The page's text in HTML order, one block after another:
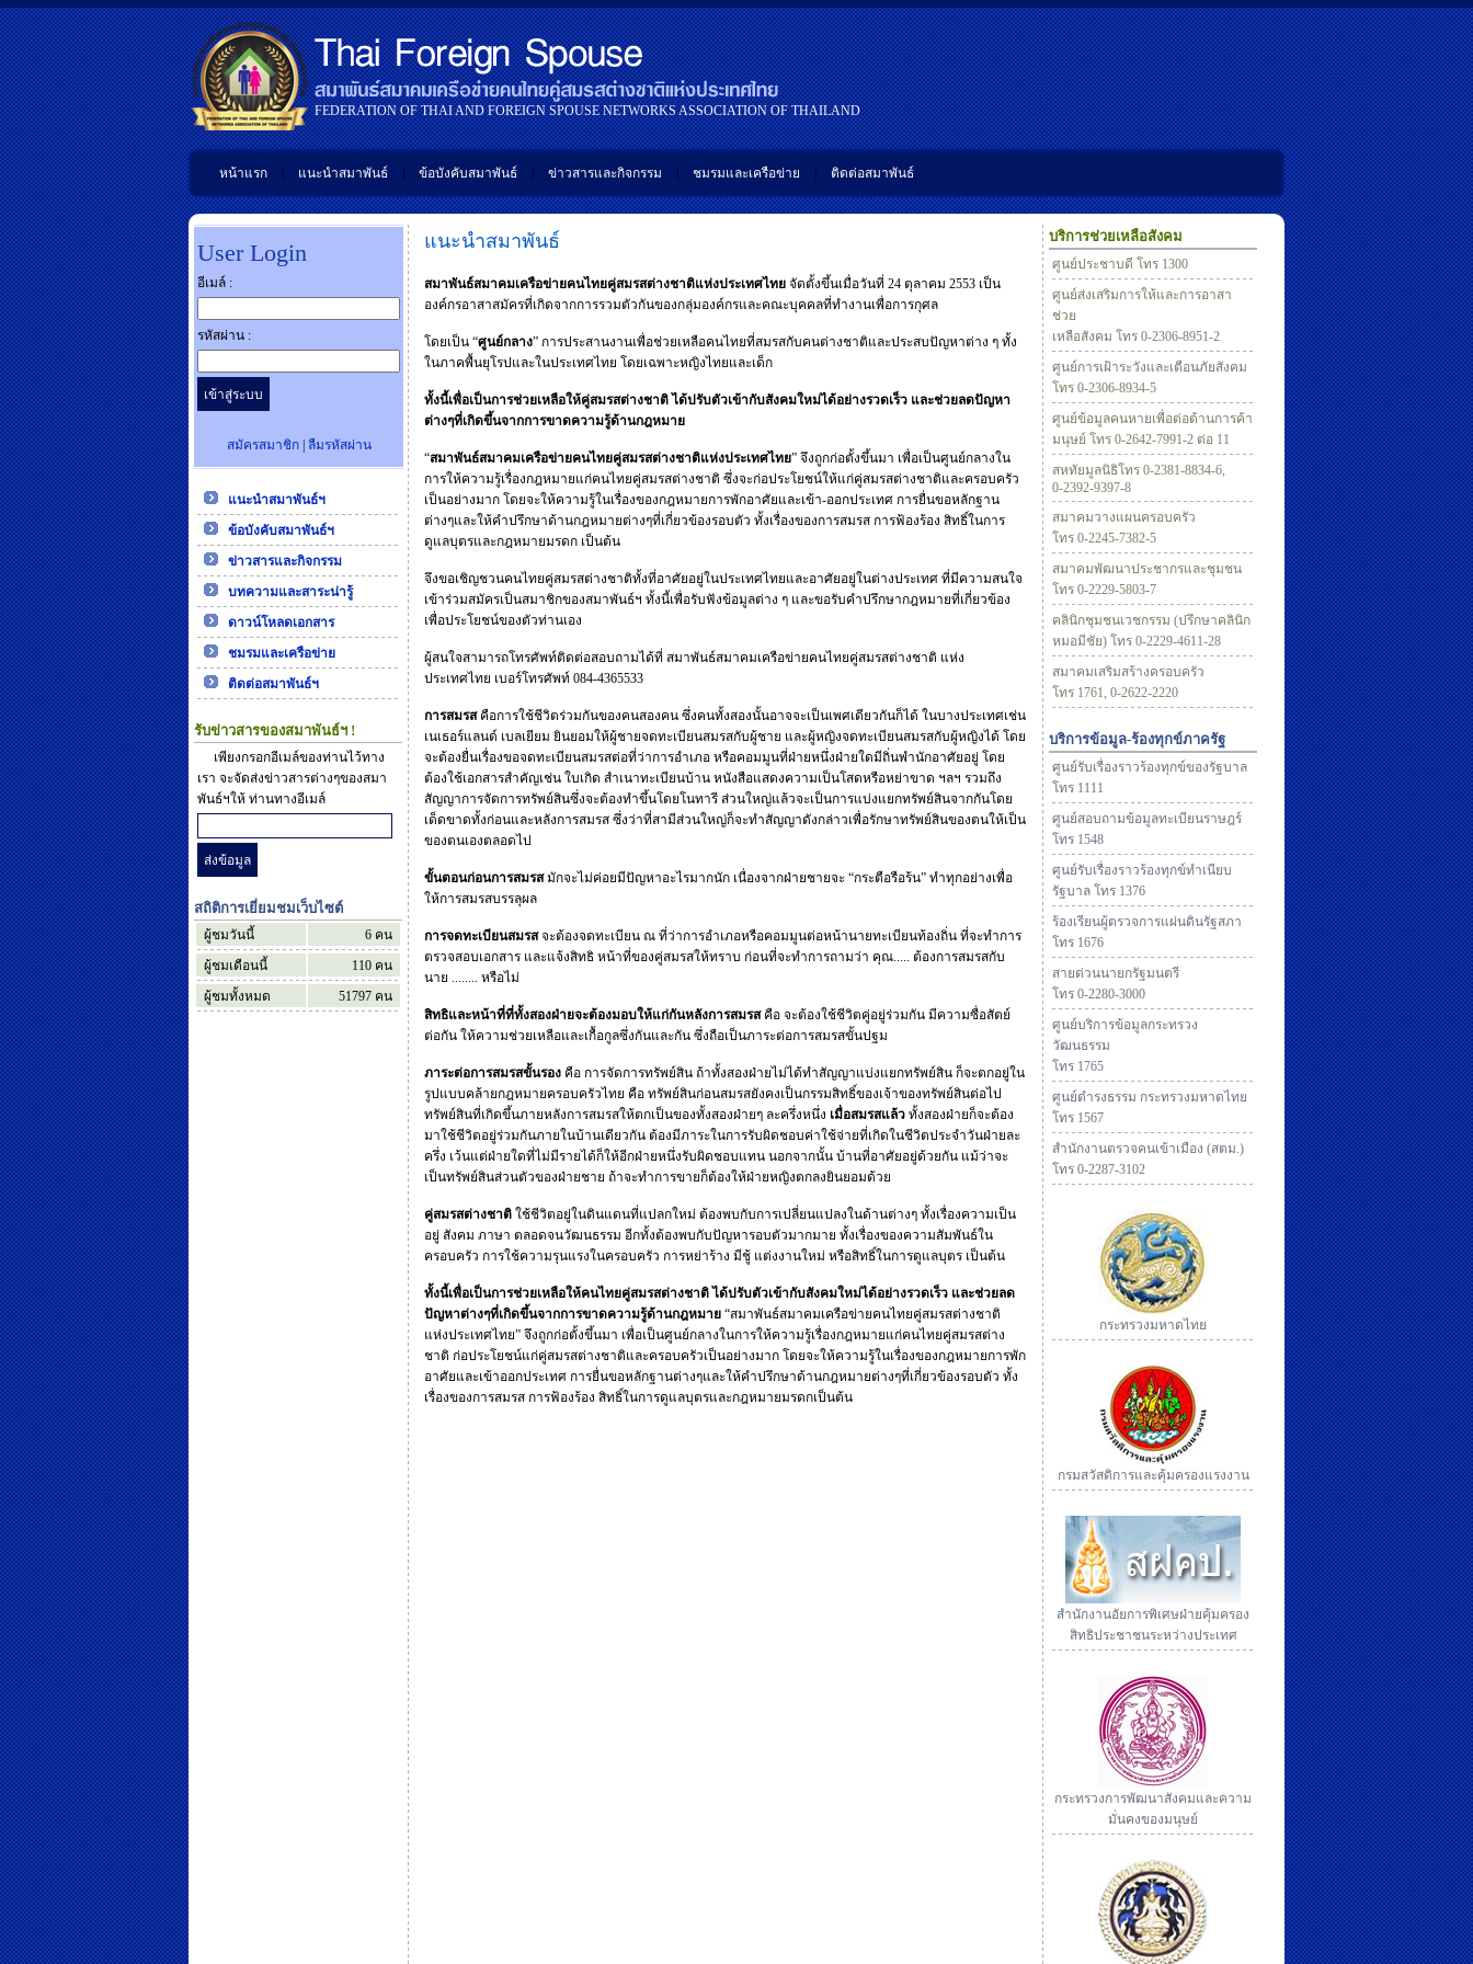
FEDERATION OF THAI AND FOREIGN SPOUSE NETWORKS ASSOCIATION OF THAILAND
หน้าแรก แนะนำสมาพันธ์ ข้อบังคับสมาพันธ์ ข่าวสารและกิจกรรม ชมรมและเครือข่าย ติดต่อสมาพันธ์
User Login
อีเมล์ :
รหัสผ่าน :
สมัครสมาชิก| ลืมรหัสผ่าน
แนะนำสมาพันธ์ฯ
ข้อบังคับสมาพันธ์ฯ
ข่าวสารและกิจกรรม
บทความและสาระน่ารู้
ดาวน์โหลดเอกสาร
ชมรมและเครือข่าย
ติดต่อสมาพันธ์ฯ
รับข่าวสารของสมาพันธ์ฯ !
เพียงกรอกอีเมล์ของท่านไว้ทาง
เรา จะจัดส่งข่าวสารต่างๆของสมา
พันธ์ฯให้ ท่านทางอีเมล์
สถิติการเยี่ยมชมเว็บไซต์
ผู้ชมวันนี้ 6 คน
ผู้ชมเดือนนี้
110 คน
ผู้ชมทั้งหมด
51797 คน
แนะนำสมาพันธ์
สมาพันธ์สมาคมเครือข่ายคนไทยคู่สมรสต่างชาติแห่งประเทศไทย จัดตั้งขึ้นเมื่อวันที่ 24 ตุลาคม 2553 เป็น
องค์กรอาสาสมัครที่เกิดจากการรวมตัวกันของกลุ่มองค์กรและคณะบุคคลที่ทำงานเพื่อการกุศล
โดยเป็น “ศูนย์กลาง” การประสานงานเพื่อช่วยเหลือคนไทยที่สมรสกับคนต่างชาติและประสบปัญหาต่าง ๆ ทั้ง
ในภาคพื้นยุโรปและในประเทศไทย โดยเฉพาะหญิงไทยและเด็ก
ทั้งนี้เพื่อเป็นการช่วยเหลือให้คู่สมรสต่างชาติ ได้ปรับตัวเข้ากับสังคมใหม่ได้อย่างรวดเร็ว และช่วยลดปัญหา
ต่างๆที่เกิดขึ้นจากการขาดความรู้ด้านกฎหมาย
“สมาพันธ์สมาคมเครือข่ายคนไทยคู่สมรสต่างชาติแห่งประเทศไทย” จึงถูกก่อตั้งขึ้นมา เพื่อเป็นศูนย์กลางใน
การให้ความรู้เรื่องกฎหมายแก่คนไทยคู่สมรสต่างชาติ ซึ่งจะก่อประโยชน์ให้แก่คู่สมรสต่างชาติและครอบครัว
เป็นอย่างมาก โดยจะให้ความรู้ในเรื่องของกฎหมายการพักอาศัยและเข้า-ออกประเทศ การยื่นขอหลักฐาน
ต่างๆและให้คำปรึกษาด้านกฎหมายต่างๆที่เกี่ยวข้องรอบตัว ทั้งเรื่องของการสมรส การฟ้องร้อง สิทธิ์ในการ
ดูแลบุตรและกฎหมายมรดก เป็นต้น
จึงขอเชิญชวนคนไทยคู่สมรสต่างชาติทั้งที่อาศัยอยู่ในประเทศไทยและอาศัยอยู่ในต่างประเทศ ที่มีความสนใจ
เข้าร่วมสมัครเป็นสมาชิกของสมาพันธ์ฯ ทั้งนี้เพื่อรับฟังข้อมูลต่าง ๆ และขอรับคำปรึกษากฎหมายที่เกี่ยวข้อง
เพื่อประโยชน์ของตัวท่านเอง
ผู้สนใจสามารถโทรศัพท์ติดต่อสอบถามได้ที่ สมาพันธ์สมาคมเครือข่ายคนไทยคู่สมรสต่างชาติ แห่ง
ประเทศไทย เบอร์โทรศัพท์ 084-4365533
การสมรสคือการใช้ชีวิตร่วมกันของคนสองคน ซึ่งคนทั้งสองนั้นอาจจะเป็นเพศเดียวกันก็ได้ ในบางประเทศเช่น
เนเธอร์แลนด์ เบลเยียม ยินยอมให้ผู้ชายจดทะเบียนสมรสกับผู้ชาย และผู้หญิงจดทะเบียนสมรสกับผู้หญิงได้ โดย
จะต้องยื่นเรื่องขอจดทะเบียนสมรสต่อที่ว่าการอำเภอ หรือคอมมูนที่ฝ่ายหนึ่งฝ่ายใดมีถิ่นพำนักอาศัยอยู่ โดย
ต้องใช้เอกสารสำคัญเช่น ใบเกิด สำเนาทะเบียนบ้าน หนังสือแสดงความเป็นโสดหรือหย่าขาด ฯลฯ รวมถึง
สัญญาการจัดการทรัพย์สินซึ่งจะต้องทำขึ้นโดยโนทารี ส่วนใหญ่แล้วจะเป็นการแบ่งแยกทรัพย์สินจากกันโดย
เด็ดขาดทั้งก่อนและหลังการสมรส ซึ่งว่าที่สามีส่วนใหญ่ก็จะทำสัญญาดังกล่าวเพื่อรักษาทรัพย์สินของตนให้เป็น
ของตนเองตลอดไป
ขั้นตอนก่อนการสมรสมักจะไม่ค่อยมีปัญหาอะไรมากนัก เนื่องจากฝ่ายชายจะ “กระตือรือร้น” ทำทุกอย่างเพื่อ
ให้การสมรสบรรลุผล
การจดทะเบียนสมรสจะต้องจดทะเบียน ณ ที่ว่าการอำเภอหรือคอมมูนต่อหน้านายทะเบียนท้องถิ่น ที่จะทำการ
ตรวจสอบเอกสาร และแจ้งสิทธิ หน้าที่ของคู่สมรสให้ทราบ ก่อนที่จะทำการถามว่า คุณ..... ต้องการสมรสกับ
นาย ........ หรือไม่
สิทธิและหน้าที่ที่ทั้งสองฝ่ายจะต้องมอบให้แก่กันหลังการสมรสคือ จะต้องใช้ชีวิตคู่อยู่ร่วมกัน มีความซื่อสัตย์
ต่อกัน ให้ความช่วยเหลือและเกื้อกูลซึ่งกันและกัน ซึ่งถือเป็นภาระต่อการสมรสขั้นปฐม
ภาระต่อการสมรสขั้นรอง คือ การจัดการทรัพย์สิน ถ้าทั้งสองฝ่ายไม่ได้ทำสัญญาแบ่งแยกทรัพย์สิน ก็จะตกอยู่ใน
รูปแบบคล้ายกฎหมายครอบครัวไทย คือ ทรัพย์สินก่อนสมรสยังคงเป็นกรรมสิทธิ์ของเจ้าของทรัพย์สินต่อไป
ทรัพย์สินที่เกิดขึ้นภายหลังการสมรสให้ตกเป็นของทั้งสองฝ่ายๆ ละครึ่งหนึ่ง เมื่อสมรสแล้ว ทั้งสองฝ่ายก็จะต้อง
มาใช้ชีวิตอยู่ร่วมกันภายในบ้านเดียวกัน ต้องมีภาระในการรับผิดชอบค่าใช้จ่ายที่เกิดในชีวิตประจำวันฝ่ายละ
ครึ่ง เว้นแต่ฝ่ายใดที่ไม่มีรายได้ก็ให้อีกฝ่ายหนึ่งรับผิดชอบแทน นอกจากนั้น บ้านที่อาศัยอยู่ด้วยกัน แม้ว่าจะ
เป็นทรัพย์สินส่วนตัวของฝ่ายชาย ถ้าจะทำการขายก็ต้องให้ฝ่ายหญิงตกลงยินยอมด้วย
คู่สมรสต่างชาติ ใช้ชีวิตอยู่ในดินแดนที่แปลกใหม่ ต้องพบกับการเปลี่ยนแปลงในด้านต่างๆ ทั้งเรื่องความเป็น
อยู่ สังคม ภาษา ตลอดจนวัฒนธรรม อีกทั้งต้องพบกับปัญหารอบตัวมากมาย ทั้งเรื่องของความสัมพันธ์ใน
ครอบครัว การใช้ความรุนแรงในครอบครัว การหย่าร้าง มีชู้ แต่งงานใหม่ หรือสิทธิ์ในการดูแลบุตร เป็นต้น
ทั้งนี้เพื่อเป็นการช่วยเหลือให้คนไทยคู่สมรสต่างชาติ ได้ปรับตัวเข้ากับสังคมใหม่ได้อย่างรวดเร็ว และช่วยลด
ปัญหาต่างๆที่เกิดขึ้นจากการขาดความรู้ด้านกฎหมาย “สมาพันธ์สมาคมเครือข่ายคนไทยคู่สมรสต่างชาติ
แห่งประเทศไทย” จึงถูกก่อตั้งขึ้นมา เพื่อเป็นศูนย์กลางในการให้ความรู้เรื่องกฎหมายแก่คนไทยคู่สมรสต่าง
ชาติ ก่อประโยชน์แก่คู่สมรสต่างชาติและครอบครัวเป็นอย่างมาก โดยจะให้ความรู้ในเรื่องของกฎหมายการพัก
อาศัยและเข้าออกประเทศ การยื่นขอหลักฐานต่างๆและให้คำปรึกษาด้านกฎหมายต่างๆที่เกี่ยวข้องรอบตัว ทั้ง
เรื่องของการสมรส การฟ้องร้อง สิทธิ์ในการดูแลบุตรและกฎหมายมรดกเป็นต้น
บริการช่วยเหลือสังคม
ศูนย์ประชาบดี โทร 1300
ศูนย์ส่งเสริมการให้และการอาสา
ช่วย
เหลือสังคม โทร 0-2306-8951-2
ศูนย์การเฝ้าระวังและเตือนภัยสังคม
โทร 0-2306-8934-5
ศูนย์ข้อมูลคนหายเพื่อต่อต้านการค้า
มนุษย์ โทร 0-2642-7991-2 ต่อ 11
สหทัยมูลนิธิโทร 0-2381-8834-6,
0-2392-9397-8
สมาคมวางแผนครอบครัว
โทร 0-2245-7382-5
สมาคมพัฒนาประชากรและชุมชน
โทร 0-2229-5803-7
คลินิกชุมชนเวชกรรม (ปรึกษาคลินิก
หมอมีชัย) โทร 0-2229-4611-28
สมาคมเสริมสร้างครอบครัว
โทร 1761, 0-2622-2220
บริการข้อมูล-ร้องทุกข์ภาครัฐ
ศูนย์รับเรื่องราวร้องทุกข์ของรัฐบาล
โทร 1111
ศูนย์สอบถามข้อมูลทะเบียนราษฎร์
โทร 1548
ศูนย์รับเรื่องราวร้องทุกข์ทำเนียบ
รัฐบาล โทร 1376
ร้องเรียนผู้ตรวจการแผ่นดินรัฐสภา
โทร 1676
สายด่วนนายกรัฐมนตรี
โทร 0-2280-3000
ศูนย์บริการข้อมูลกระทรวง
วัฒนธรรม
โทร 1765
ศูนย์ดำรงธรรม กระทรวงมหาดไทย
โทร 1567
สำนักงานตรวจคนเข้าเมือง (สตม.)
โทร 0-2287-3102
กระทรวงมหาดไทย
กรมสวัสดิการและคุ้มครองแรงงาน
สำนักงานอัยการพิเศษฝ่ายคุ้มครอง
สิทธิประชาชนระหว่างประเทศ
กระทรวงการพัฒนาสังคมและความ
มั่นคงของมนุษย์